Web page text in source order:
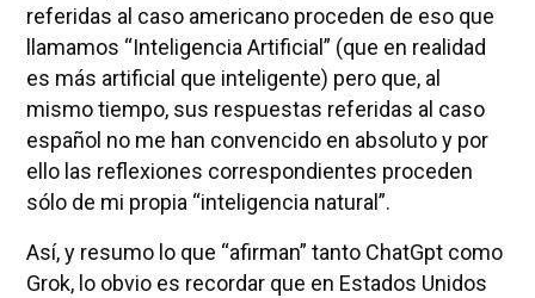
referidas al caso americano proceden de eso que
llamamos “Inteligencia Artificial” (que en realidad
es más artificial que inteligente) pero que, al
mismo tiempo, sus respuestas referidas al caso
español no me han convencido en absoluto y por
ello las reflexiones correspondientes proceden
sólo de mi propia “inteligencia natural”.
Así, y resumo lo que “afirman” tanto ChatGpt como
Grok, lo obvio es recordar que en Estados Unidos